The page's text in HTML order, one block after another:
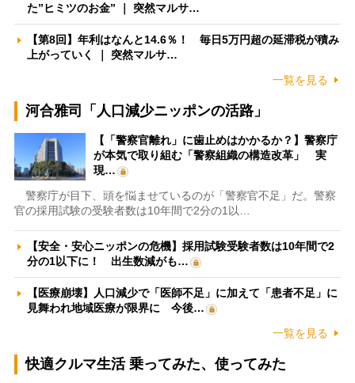
た”ヒミツのお金” ｜ 突然マルサ…
【第8回】年利はなんと14.6％！ 毎日5万円超の延滞税が積み
上がっていく ｜ 突然マルサ…
一覧を見る
河合雅司「人口減少ニッポンの活路」
【「警察官離れ」に歯止めはかかるか？】警察庁
が本気で取り組む「警察組織の構造改革」 実
現…
警察庁が目下、頭を悩ませているのが「警察官不足」だ。警察
官の採用試験の受験者数は10年間で2分の1以…
【安全・安心ニッポンの危機】採用試験受験者数は10年間で2
分の1以下に！ 出生数減がも…
【医療崩壊】人口減少で「医師不足」に加えて「患者不足」に
見舞われ地域医療が限界に 今後…
一覧を見る
快適クルマ生活 乗ってみた、使ってみた